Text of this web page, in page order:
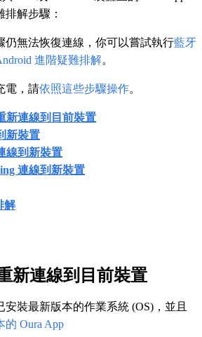
解步驟：
仍無法恢復連線，你可以嘗試執行藍牙
進階疑難排解。
電，請依照這些步驟操作。
新連線到目前裝置
新裝置
線到新裝置
連線到新裝置
解
新連線到目前裝置
裝最新版本的作業系統 (OS)，並且
的 Oura App